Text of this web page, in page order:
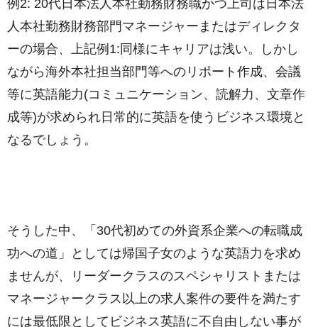
例2: 20代日本法人本社勤務財務職かつ上司は日本法
人本社勤務財務部門マネージャーまたはディレクタ
ーの場合、上記例1:同様にキャリアは浅い。しかし
ながら海外本社担当部門等へのリポート作成、会議
等に英語能力(コミュニケーション、読解力、文章作
成等)が求められ日常的に英語を使うビジネス環境と
なるでしょう。
そうした中、「30代初めての外資系企業への転職成
功への道」としては帰国子女のような英語力を求め
ませんが、リーダークラスのスペシャリストまたは
マネージャークラス以上の求人案件の要件を満たす
には最低限としてビジネス英語に不自由しない事が